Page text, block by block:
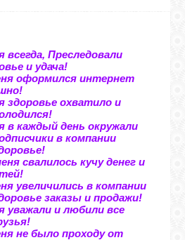
всегда, Преследовали
и удача!
оформился интернет
здоровье охватило и
в каждый день окружали
в компании
свалилось кучу денег и
увеличились в компании
заказы и продажи!
уважали и любили все
не было проходу от